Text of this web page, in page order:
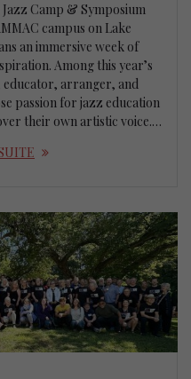
Camp & Symposium
campus on Lake
an immersive week of
Among this year’s
educator, arranger, and
passion for jazz education
their own artistic voice.…